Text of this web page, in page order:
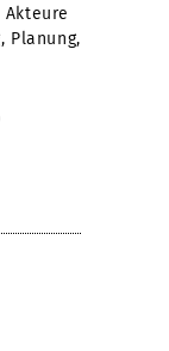
Planung,